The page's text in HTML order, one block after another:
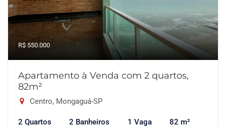
R$ 550.000
Apartamento à Venda com 2 quartos,
82m²
Centro, Mongaguá-SP
2 Quartos 2 Banheiros 1 Vaga 82 m²